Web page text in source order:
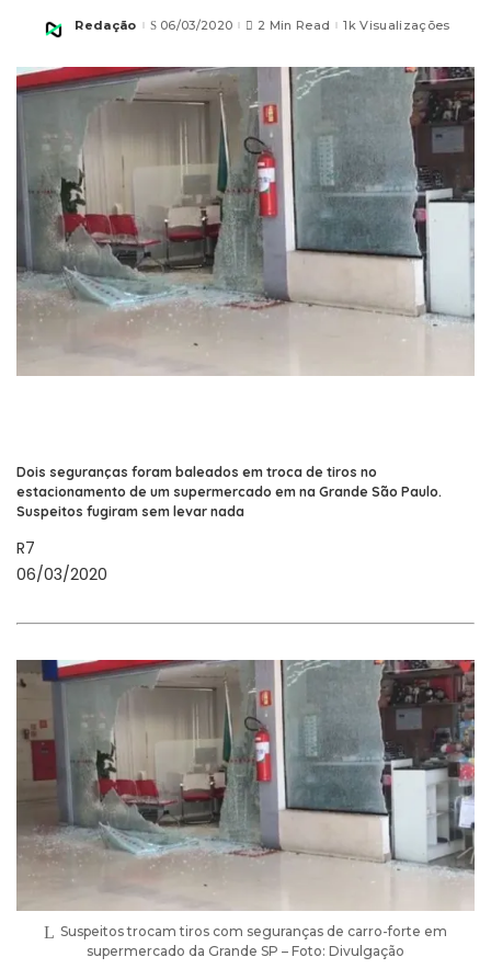
Posted
Redação 06/03/2020 2 Min Read 1k Visualizações
Dois seguranças foram baleados em troca de tiros no
estacionamento de um supermercado em na Grande São Paulo.
Suspeitos fugiram sem levar nada
R7
06/03/2020
Suspeitos trocam tiros com seguranças de carro-forte em
supermercado da Grande SP – Foto: Divulgação